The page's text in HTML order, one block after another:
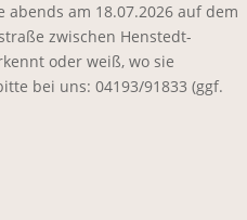
am 18.07.2026 auf dem
zwischen Henstedt-
oder weiß, wo sie
bei uns: 04193/91833 (ggf.